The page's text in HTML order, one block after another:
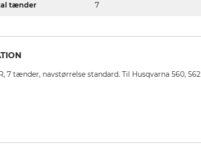
tænder 7
tænder, navstørrelse standard. Til Husqvarna 560, 562